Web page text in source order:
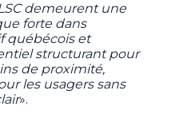
demeurent une
forte dans
québécois et
structurant pour
de proximité,
les usagers sans
».